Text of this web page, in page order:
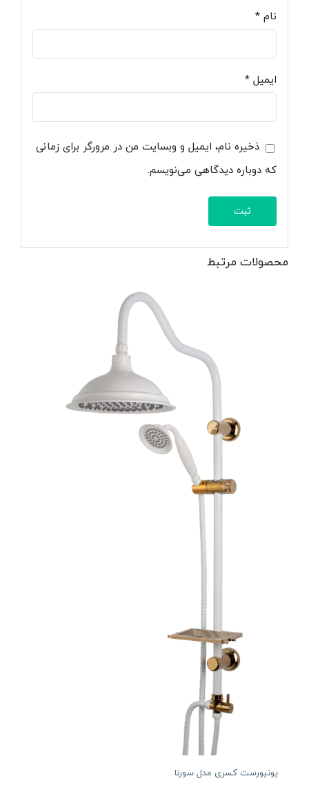
نام *
ایمیل *
ذخیره نام، ایمیل و وبسایت من در مرورگر برای زمانی
که دوباره دیدگاهی می‌نویسم.
محصولات مرتبط
یونیورست کسری مدل سورنا